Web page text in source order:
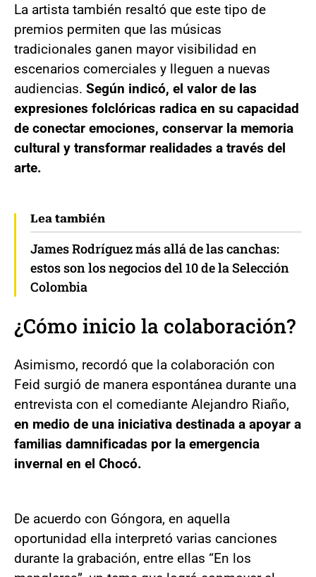
La artista también resaltó que este tipo de
premios permiten que las músicas
tradicionales ganen mayor visibilidad en
escenarios comerciales y lleguen a nuevas
audiencias. Según indicó, el valor de las
expresiones folclóricas radica en su capacidad
de conectar emociones, conservar la memoria
cultural y transformar realidades a través del
arte.
Lea también
James Rodríguez más allá de las canchas:
estos son los negocios del 10 de la Selección
Colombia
¿Cómo inicio la colaboración?
Asimismo, recordó que la colaboración con
Feid surgió de manera espontánea durante una
entrevista con el comediante Alejandro Riaño,
en medio de una iniciativa destinada a apoyar a
familias damnificadas por la emergencia
invernal en el Chocó.
De acuerdo con Góngora, en aquella
oportunidad ella interpretó varias canciones
durante la grabación, entre ellas “En los